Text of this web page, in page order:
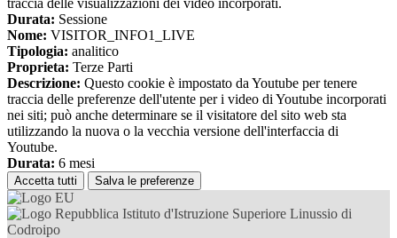
traccia delle visualizzazioni dei video incorporati.
Durata: Sessione
Nome: VISITOR_INFO1_LIVE
Tipologia: analitico
Proprieta: Terze Parti
Descrizione: Questo cookie è impostato da Youtube per tenere
traccia delle preferenze dell'utente per i video di Youtube incorporati
nei siti; può anche determinare se il visitatore del sito web sta
utilizzando la nuova o la vecchia versione dell'interfaccia di
Youtube.
Durata: 6 mesi
Accetta tutti Salva le preferenze
Istituto d'Istruzione Superiore Linussio di
Codroipo